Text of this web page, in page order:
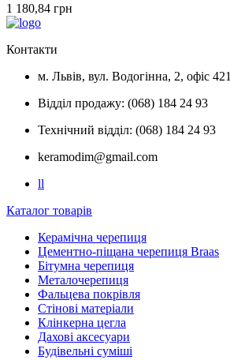
1 180,84 грн
Контакти
м. Львів, вул. Водогінна, 2, офіс 421
Відділ продажу: (068) 184 24 93
Технічний відділ: (068) 184 24 93
keramodim@gmail.com
ll
Каталог товарів
Керамічна черепиця
Цементно-піщана черепиця Braas
Бітумна черепиця
Металочерепиця
Фальцева покрівля
Стінові матеріали
Клінкерна цегла
Дахові аксесуари
Будівельні суміші